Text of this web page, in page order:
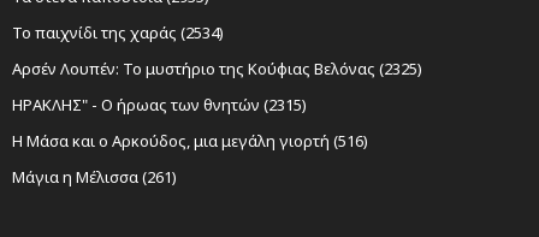
Το παιχνίδι της χαράς (2534)
Αρσέν Λουπέν: Το μυστήριο της Κούφιας Βελόνας (2325)
ΗΡΑΚΛΗΣ" - Ο ήρωας των θνητών (2315)
Η Μάσα και ο Αρκούδος, μια μεγάλη γιορτή (516)
Μάγια η Μέλισσα (261)